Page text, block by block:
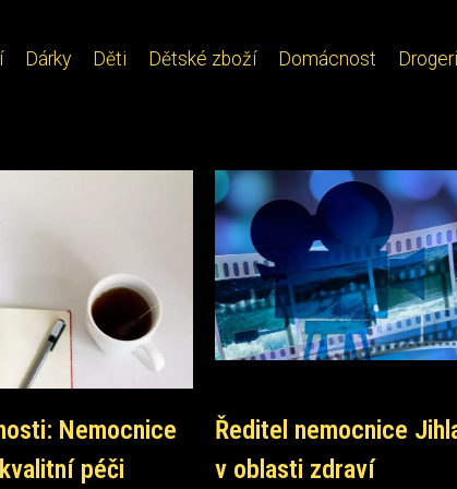
Dárky Děti Dětské zboží Domácnost
Nemocnice
péči
Ředitel nemocnice
v oblasti zdraví